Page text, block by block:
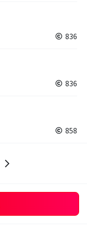
836
836
858